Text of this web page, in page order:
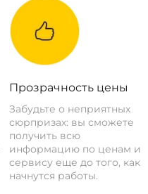
Прозрачность цены
Забудьте о неприятных
сюрпризах: вы сможете
получить всю
информацию по ценам и
сервису еще до того, как
начнутся работы.